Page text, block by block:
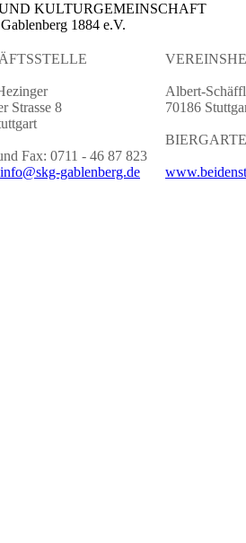
UND KULTURGEMEINSCHAFT
1884 e.V.
Strasse 8
Fax: 0711 - 46 87 823
info@skg-gablenberg.de
Albert-
70186